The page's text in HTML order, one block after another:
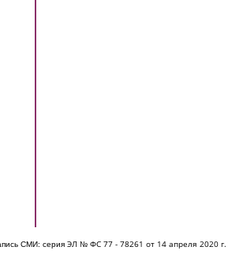
СМИ: серия ЭЛ № ФС 77 - 78261 от 14 апреля 2020 г.